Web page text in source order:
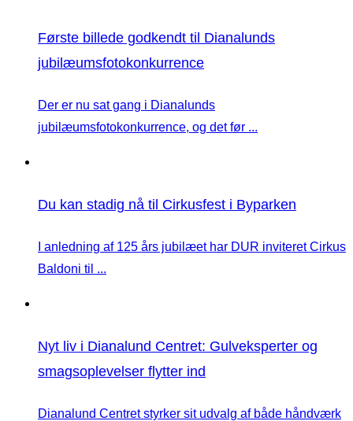
Første billede godkendt til Dianalunds
jubilæumsfotokonkurrence
Der er nu sat gang i Dianalunds
jubilæumsfotokonkurrence, og det før ...
Du kan stadig nå til Cirkusfest i Byparken
I anledning af 125 års jubilæet har DUR inviteret Cirkus
Baldoni til ...
Nyt liv i Dianalund Centret: Gulveksperter og
smagsoplevelser flytter ind
Dianalund Centret styrker sit udvalg af både håndværk